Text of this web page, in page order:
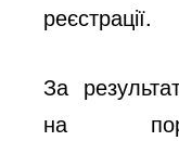
реєстрації.
За
на